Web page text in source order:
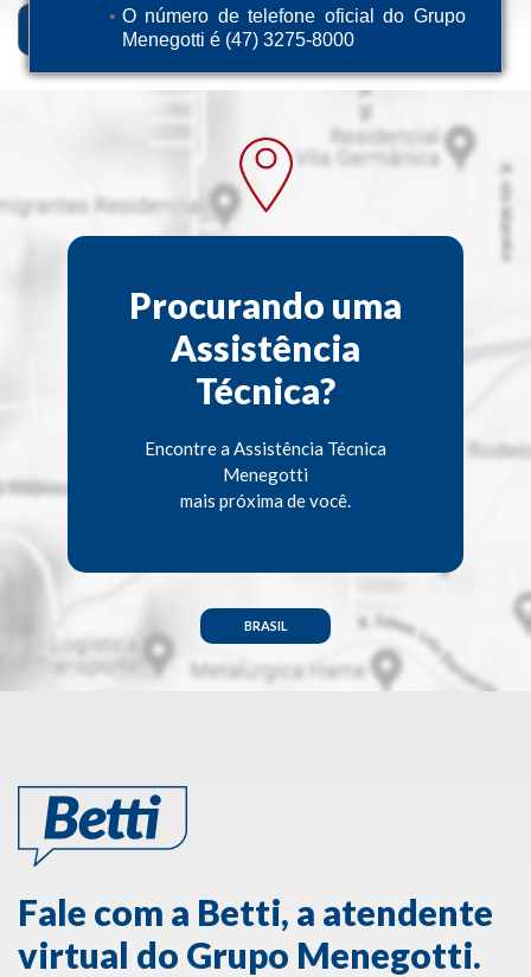
O número de telefone oficial do Grupo
Menegotti é (47) 3275-8000
Descrição Ficha Técnica
Procurando uma
Assistência
Técnica?
Encontre a Assistência Técnica
Menegotti
mais próxima de você.
BRASIL
Fale com a Betti, a atendente
virtual do Grupo Menegotti.